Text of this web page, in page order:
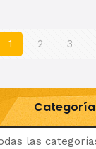
1 2 3
Categoría